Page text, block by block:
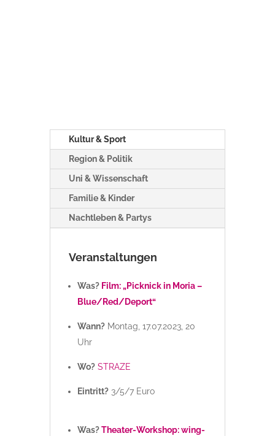
Kultur & Sport
Region & Politik
Uni & Wissenschaft
Familie & Kinder
Nachtleben & Partys
Veranstaltungen
Was? Film: „Picknick in Moria –
Blue/Red/Deport“
Wann?Montag, 17.07.2023, 20
Uhr
Wo? STRAZE
Eintritt?3/5/7 Euro
Was?Theater-Workshop: wing-